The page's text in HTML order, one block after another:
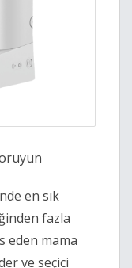
en sık
fazla
eden mama
ve seçici